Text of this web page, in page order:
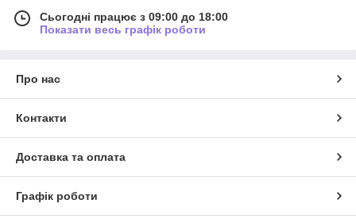
Сьогодні працює з 09:00 до 18:00
Показати весь графік роботи
Про нас
Контакти
Доставка та оплата
Графік роботи